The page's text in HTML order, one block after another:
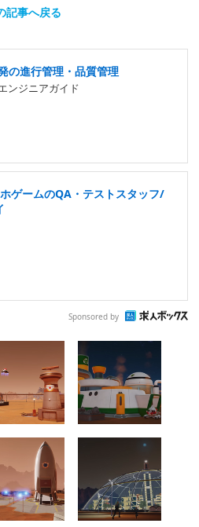
記事へ戻る
の進行管理・品質管理
ンジニアガイド
ゲームのQA・テストスタッフ/
Sponsored by